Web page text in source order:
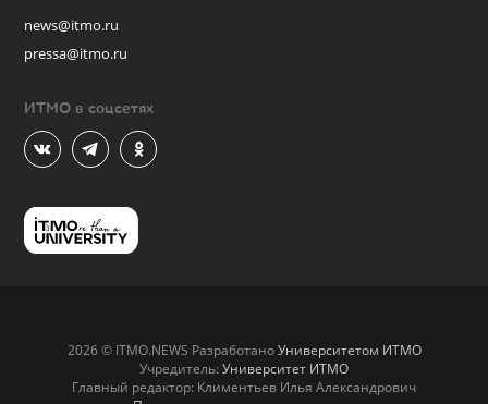
news@itmo.ru
pressa@itmo.ru
ИТМО в соцсетях
2026 © ITMO.NEWS РазработаноУниверситетом ИТМО
Учредитель: Университет ИТМО
Главный редактор: Климентьев Илья Александрович